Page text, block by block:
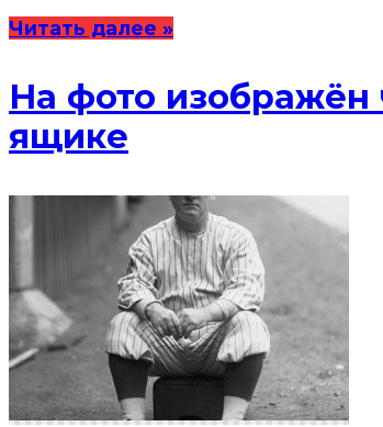
Читать далее »
На фото
ящике